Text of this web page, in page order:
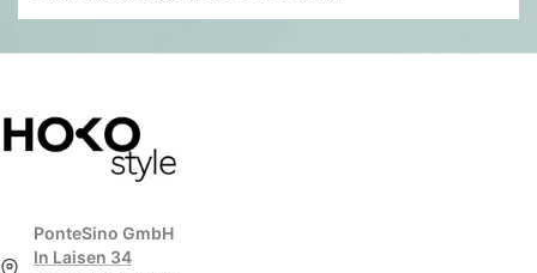
PonteSino GmbH
In Laisen 34